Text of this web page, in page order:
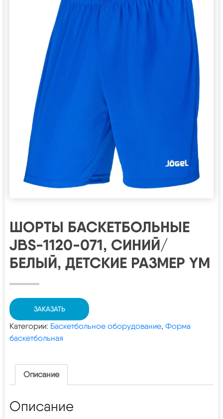
ШОРТЫ БАСКЕТБОЛЬНЫЕ
JBS-1120-071, СИНИЙ/
БЕЛЫЙ, ДЕТСКИЕ РАЗМЕР YM
ЗАКАЗАТЬ
Категории: Баскетбольное оборудование, Форма
баскетбольная
Описание
Описание